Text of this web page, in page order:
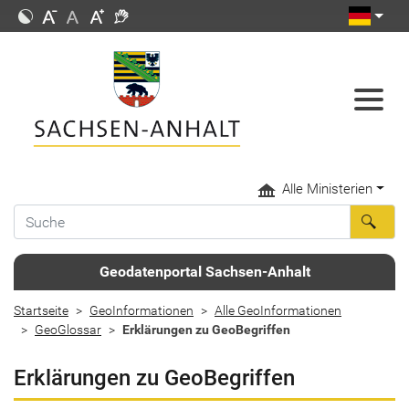
Alle Ministerien
Geodatenportal Sachsen-Anhalt
Startseite GeoInformationen
Alle GeoInformationen
GeoGlossar
Erklärungen zu GeoBegriffen
Erklärungen zu GeoBegriffen